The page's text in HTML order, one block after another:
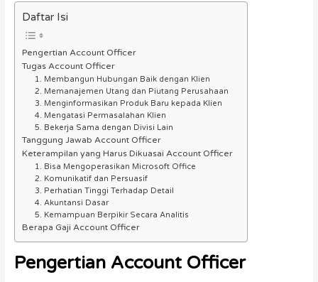
Daftar Isi
Pengertian Account Officer
Tugas Account Officer
1. Membangun Hubungan Baik dengan Klien
2. Memanajemen Utang dan Piutang Perusahaan
3. Menginformasikan Produk Baru kepada Klien
4. Mengatasi Permasalahan Klien
5. Bekerja Sama dengan Divisi Lain
Tanggung Jawab Account Officer
Keterampilan yang Harus Dikuasai Account Officer
1. Bisa Mengoperasikan Microsoft Office
2. Komunikatif dan Persuasif
3. Perhatian Tinggi Terhadap Detail
4. Akuntansi Dasar
5. Kemampuan Berpikir Secara Analitis
Berapa Gaji Account Officer
Pengertian Account Officer